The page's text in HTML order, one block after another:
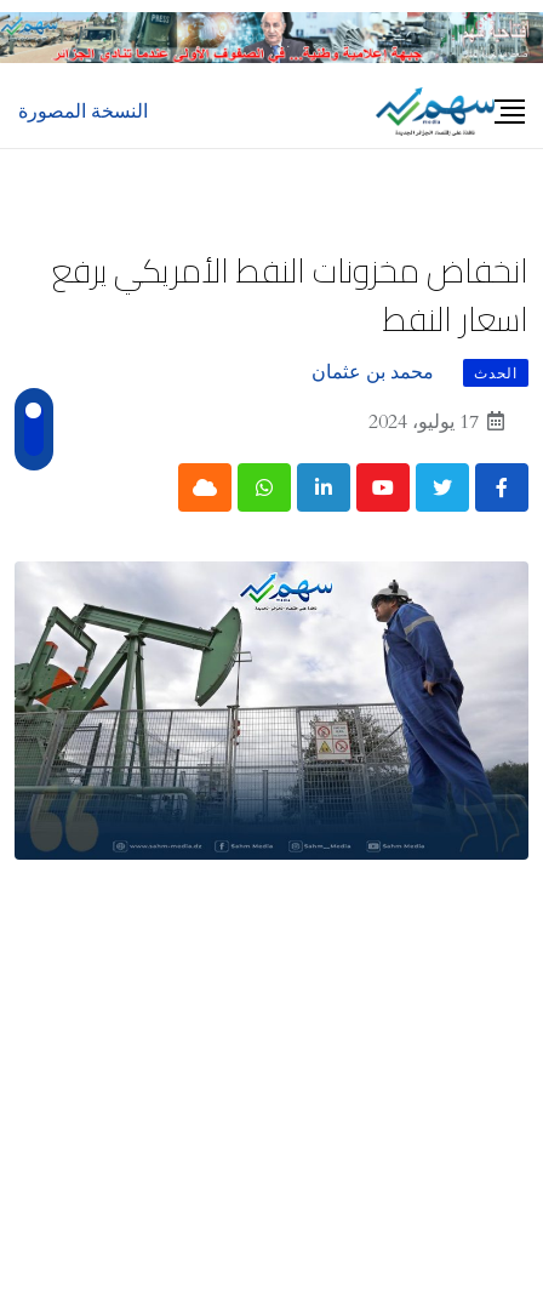
Skip
to
النسخة المصورة
انخفاض مخزونات النفط الأمريكي يرفع
اسعار النفط
الحدث
محمد بن عثمان
17 يوليو، 2024
Youtube
LinkedIn
Whatsapp
Cloud